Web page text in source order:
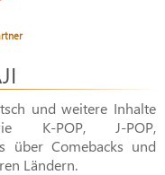
und weitere Inhalte
K-POP, J-POP,
über Comebacks und
Ländern.